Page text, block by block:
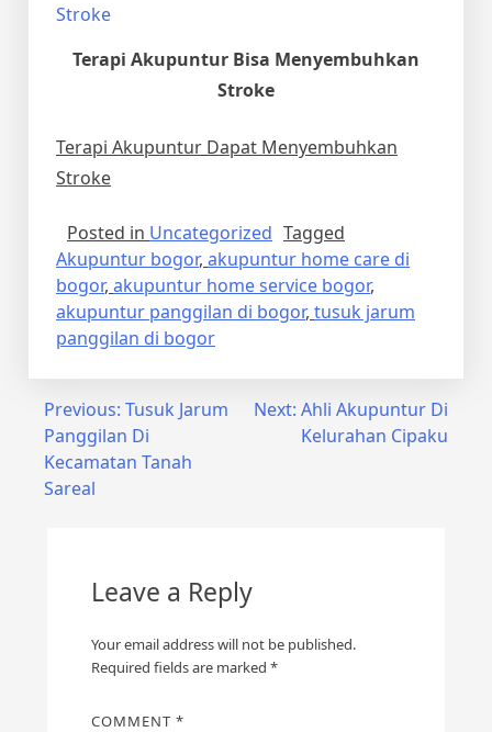
Terapi Akupuntur Bisa Menyembuhkan
Stroke
Terapi Akupuntur Dapat Menyembuhkan
Stroke
Posted in Uncategorized Tagged
Akupuntur bogor, akupuntur home care di
bogor, akupuntur home service bogor,
akupuntur panggilan di bogor, tusuk jarum
panggilan di bogor
Post
navigation
Previous: Tusuk Jarum
Panggilan Di
Kecamatan Tanah
Sareal
Next: Ahli Akupuntur Di
Kelurahan Cipaku
Leave a Reply
Your email address will not be published.
Required fields are marked *
COMMENT *